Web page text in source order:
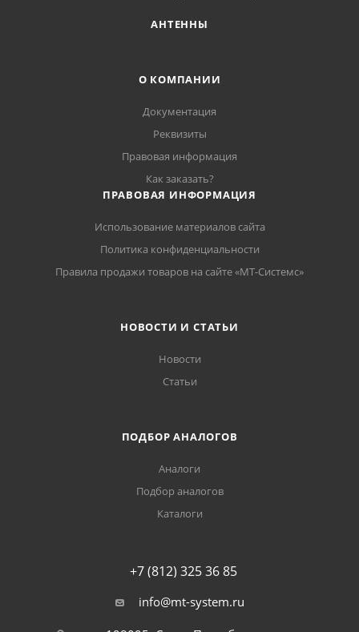
АНТЕННЫ
О КОМПАНИИ
Документация
Реквизиты
Правовая информация
Как заказать?
ПРАВОВАЯ ИНФОРМАЦИЯ
Использование материалов сайта
Политика конфиденциальности
Правила продажи товаров на сайте «МТ-Системс»
НОВОСТИ И СТАТЬИ
Новости
Статьи
ПОДБОР АНАЛОГОВ
Аналоги
Подбор аналогов
Каталоги
+7 (812) 325 36 85
info@mt-system.ru